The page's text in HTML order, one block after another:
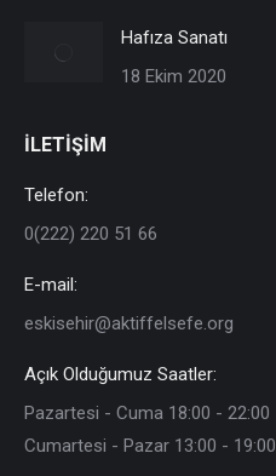
Hafıza Sanatı
18 Ekim 2020
İLETİŞİM
Telefon:
0(222) 220 51 66
E-mail:
eskisehir@aktiffelsefe.org
Açık Olduğumuz Saatler:
Pazartesi - Cuma 18:00 - 22:00
Cumartesi - Pazar 13:00 - 19:00